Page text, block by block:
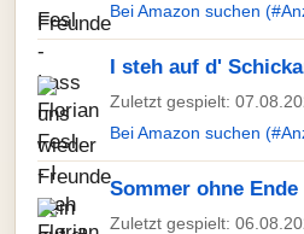
Bei Amazon suchen
I steh auf d'
Zuletzt gespielt:
Bei Amazon suchen
Sommer ohne Ende
Zuletzt gespielt: